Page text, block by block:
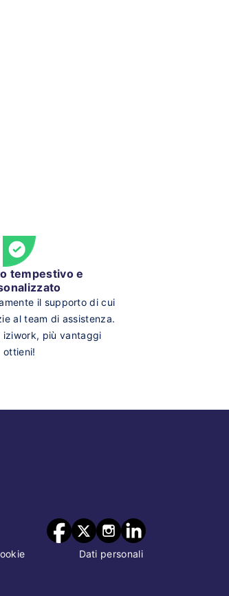
tempestivo e
il supporto di cui
al team di assistenza.
iziwork, più vantaggi
ottieni!
Dati personali